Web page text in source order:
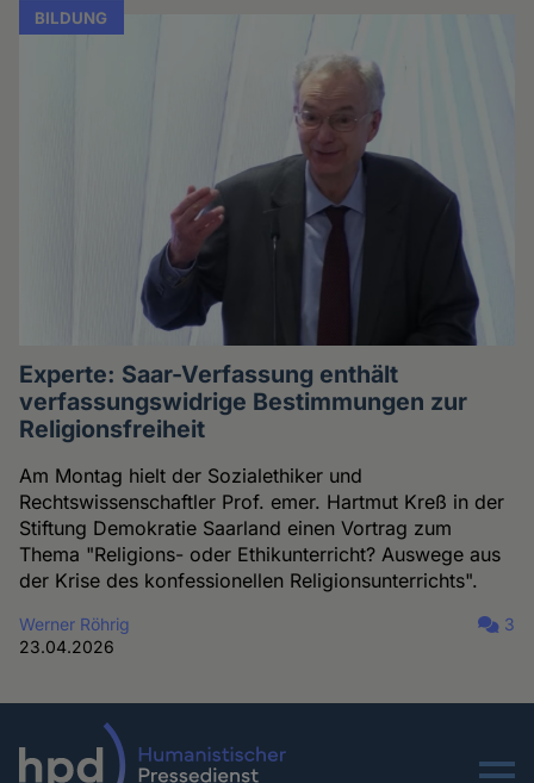
BILDUNG
Experte: Saar-Verfassung enthält
verfassungswidrige Bestimmungen zur
Religionsfreiheit
Am Montag hielt der Sozialethiker und
Rechtswissenschaftler Prof. emer. Hartmut Kreß in der
Stiftung Demokratie Saarland einen Vortrag zum
Thema "Religions- oder Ethikunterricht? Auswege aus
der Krise des konfessionellen Religionsunterrichts".
Werner Röhrig
23.04.2026
3